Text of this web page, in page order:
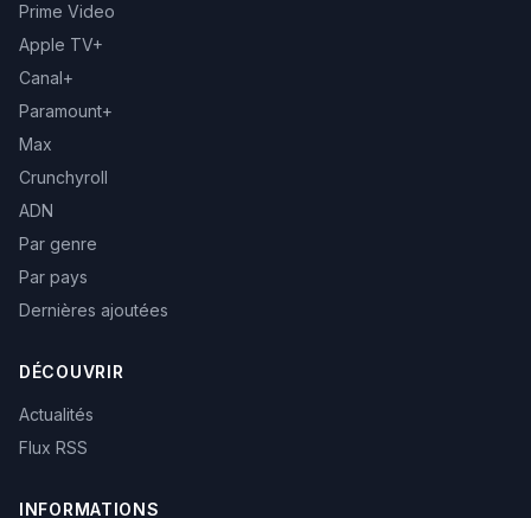
Prime Video
Apple TV+
Canal+
Paramount+
Max
Crunchyroll
ADN
Par genre
Par pays
Dernières ajoutées
DÉCOUVRIR
Actualités
Flux RSS
INFORMATIONS